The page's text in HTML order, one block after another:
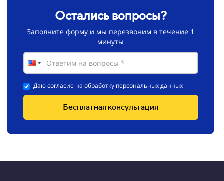
Остались вопросы?
Заполните форму и мы перезвоним в течение 1
минуты
Даю согласие на обработку персональных данных
Бесплатная консультация